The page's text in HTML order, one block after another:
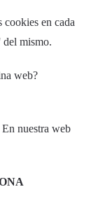
cookies en cada
del mismo.
web?
nuestra web